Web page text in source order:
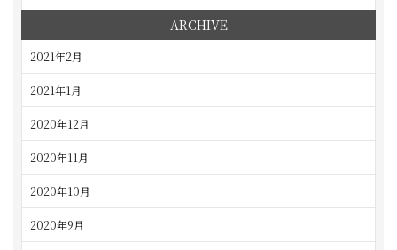
ARCHIVE
2021年2月
2021年1月
2020年12月
2020年11月
2020年10月
2020年9月